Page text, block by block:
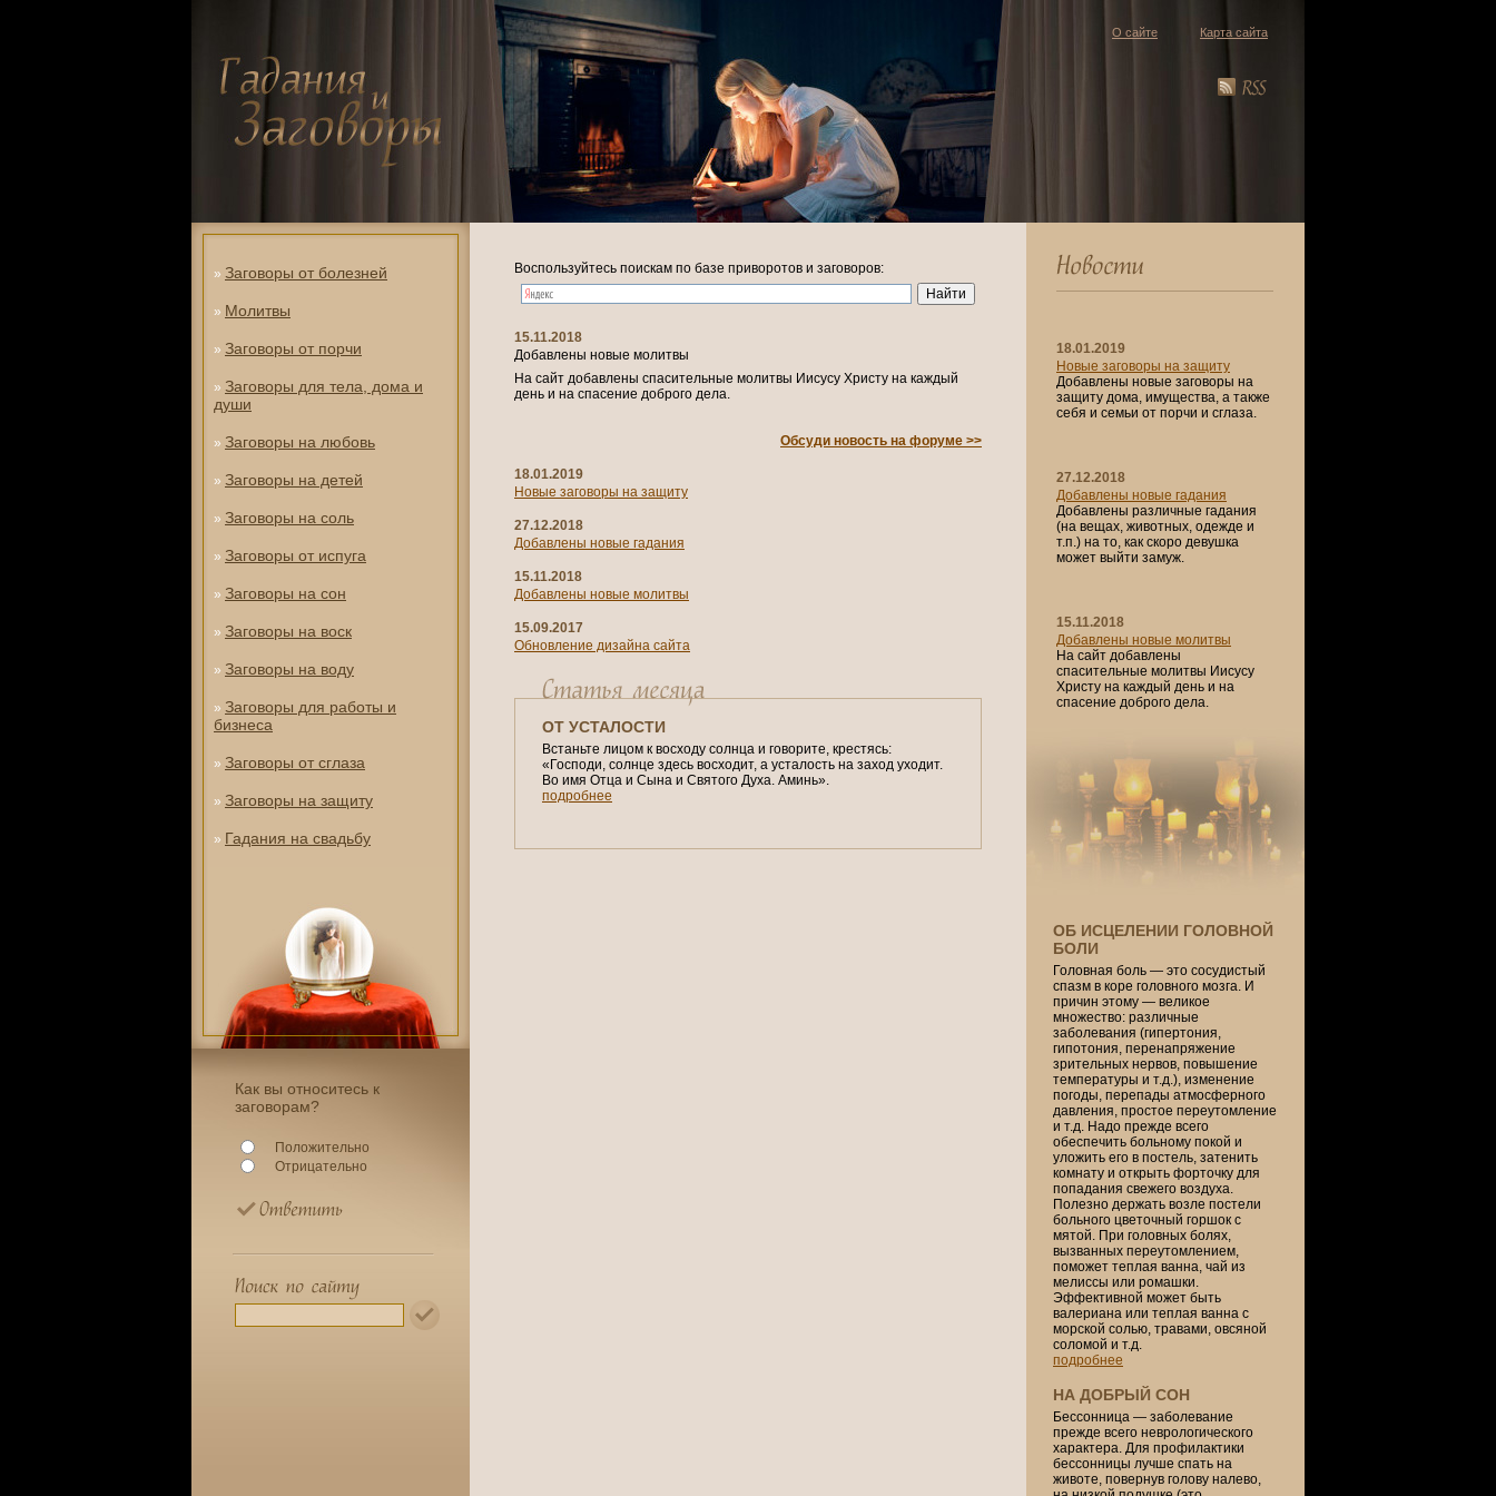
О сайте Карта сайта
» Заговоры от болезней
» Молитвы
» Заговоры от порчи
» Заговоры для тела, дома и
души
» Заговоры на любовь
» Заговоры на детей
» Заговоры на соль
» Заговоры от испуга
» Заговоры на сон
» Заговоры на воск
» Заговоры на воду
» Заговоры для работы и
бизнеса
» Заговоры от сглаза
» Заговоры на защиту
» Гадания на свадьбу
Как вы относитесь к
заговорам?
Положительно
Отрицательно
Воспользуйтесь поискам по базе приворотов и заговоров:
15.11.2018
Добавлены новые молитвы
На сайт добавлены спасительные молитвы Иисусу Христу на каждый
день и на спасение доброго дела.
Обсуди новость на форуме >>
18.01.2019
Новые заговоры на защиту
27.12.2018
Добавлены новые гадания
15.11.2018
Добавлены новые молитвы
15.09.2017
Обновление дизайна сайта
ОТ УСТАЛОСТИ
Встаньте лицом к восходу солнца и говорите, крестясь:
«Господи, солнце здесь восходит, а усталость на заход уходит.
Во имя Отца и Сына и Святого Духа. Аминь».
подробнее
18.01.2019
Новые заговоры на защиту
Добавлены новые заговоры на
защиту дома, имущества, а также
себя и семьи от порчи и сглаза.
27.12.2018
Добавлены новые гадания
Добавлены различные гадания
(на вещах, животных, одежде и
т.п.) на то, как скоро девушка
может выйти замуж.
15.11.2018
Добавлены новые молитвы
На сайт добавлены
спасительные молитвы Иисусу
Христу на каждый день и на
спасение доброго дела.
ОБ ИСЦЕЛЕНИИ ГОЛОВНОЙ
БОЛИ
Головная боль — это сосудистый
спазм в коре головного мозга. И
причин этому — великое
множество: различные
заболевания (гипертония,
гипотония, перенапряжение
зрительных нервов, повышение
температуры и т.д.), изменение
погоды, перепады атмосферного
давления, простое переутомление
и т.д. Надо прежде всего
обеспечить больному покой и
уложить его в постель, затенить
комнату и открыть форточку для
попадания свежего воздуха.
Полезно держать возле постели
больного цветочный горшок с
мятой. При головных болях,
вызванных переутомлением,
поможет теплая ванна, чай из
мелиссы или ромашки.
Эффективной может быть
валериана или теплая ванна с
морской солью, травами, овсяной
соломой и т.д.
подробнее
НА ДОБРЫЙ СОН
Бессонница — заболевание
прежде всего неврологического
характера. Для профилактики
бессонницы лучше спать на
животе, повернув голову налево,